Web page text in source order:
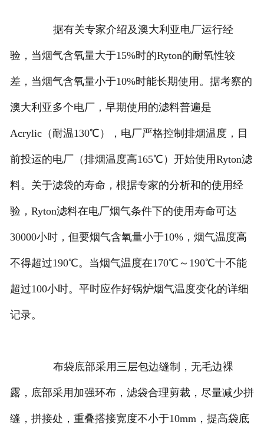
据有关专家介绍及澳大利亚电厂运行经
验，当烟气含氧量大于15%时的Ryton的耐氧性较
差，当烟气含氧量小于10%时能长期使用。据考察的
澳大利亚多个电厂，早期使用的滤料普遍是
Acrylic（耐温130℃），电厂严格控制排烟温度，目
前投运的电厂（排烟温度高165℃）开始使用Ryton滤
料。关于滤袋的寿命，根据专家的分析和的使用经
验，Ryton滤料在电厂烟气条件下的使用寿命可达
30000小时，但要烟气含氧量小于10%，烟气温度高
不得超过190℃。当烟气温度在170℃～190℃十不能
超过100小时。平时应作好锅炉烟气温度变化的详细
记录。
布袋底部采用三层包边缝制，无毛边裸
露，底部采用加强环布，滤袋合理剪裁，尽量减少拼
缝，拼接处，重叠搭接宽度不小于10mm，提高袋底